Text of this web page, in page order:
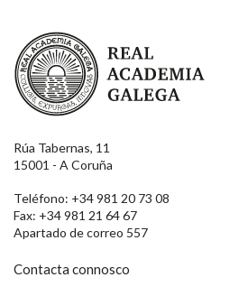
Real Academia Galega
Rúa Tabernas, 11
15001 - A Coruña
Teléfono: +34 981 20 73 08
Fax: +34 981 21 64 67
Apartado de correo 557
Contacta connosco